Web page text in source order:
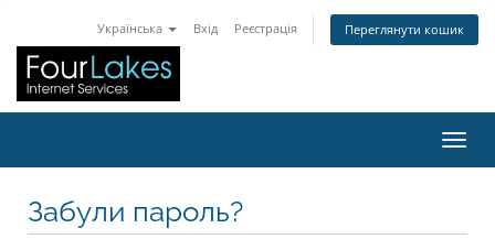
Українська Вхід Реєстрація Переглянути кошик
Забули пароль?